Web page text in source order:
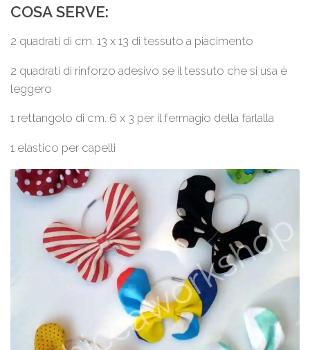
COSA SERVE:
2 quadrati di cm. 13 x 13 di tessuto a piacimento
2 quadrati di rinforzo adesivo se il tessuto che si usa è
leggero
1 rettangolo di cm. 6 x 3 per il fermagio della farlalla
1 elastico per capelli